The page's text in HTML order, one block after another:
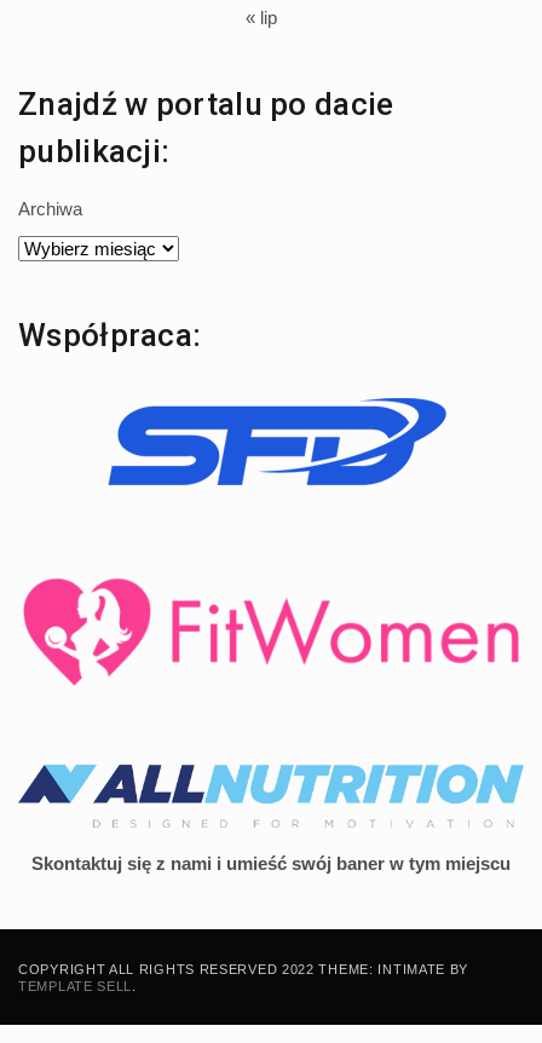
« lip
Znajdź w portalu po dacie
publikacji:
Archiwa
Współpraca:
Skontaktuj się z nami i umieść swój baner w tym miejscu
COPYRIGHT ALL RIGHTS RESERVED 2022 THEME: INTIMATE BY
TEMPLATE SELL.